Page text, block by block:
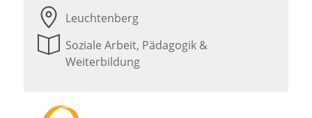
Leuchtenberg
Soziale Arbeit, Pädagogik &
Weiterbildung